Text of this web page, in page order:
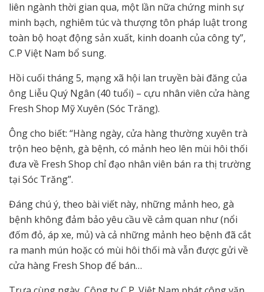
liên ngành thời gian qua, một lần nữa chứng minh sự
minh bạch, nghiêm túc và thượng tôn pháp luật trong
toàn bộ hoạt động sản xuất, kinh doanh của công ty”,
C.P Việt Nam bổ sung.
Hồi cuối tháng 5, mạng xã hội lan truyền bài đăng của
ông Liễu Quý Ngân (40 tuổi) – cựu nhân viên cửa hàng
Fresh Shop Mỹ Xuyên (Sóc Trăng).
Ông cho biết: “Hàng ngày, cửa hàng thường xuyên trà
trộn heo bệnh, gà bệnh, có mảnh heo lên mùi hôi thối
đưa về Fresh Shop chỉ đạo nhân viên bán ra thị trường
tại Sóc Trăng”.
Đáng chú ý, theo bài viết này, những mảnh heo, gà
bệnh không đảm bảo yêu cầu về cảm quan như (nổi
đốm đỏ, áp xe, mủ) và cả những mảnh heo bệnh đã cắt
ra manh mún hoặc có mùi hôi thối mà vẫn được gửi về
cửa hàng Fresh Shop để bán…